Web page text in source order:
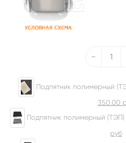
-
Подпятник полимерный
350.00
Подпятник полимерный
руб